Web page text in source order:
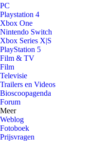
PC
Playstation 4
Xbox One
Nintendo Switch
Xbox Series X|S
PlayStation 5
Film & TV
Film
Televisie
Trailers en Videos
Bioscoopagenda
Forum
Meer
Weblog
Fotoboek
Prijsvragen